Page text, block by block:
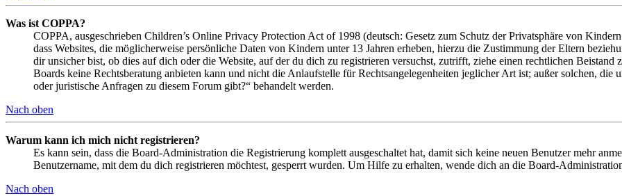
Was ist COPPA?
COPPA, ausgeschrieben Children’s Online Privacy Protection Act of 1998 (deutsch: Gesetz zum Schutz der Privatsphäre von
dass Websites, die möglicherweise persönliche Daten von Kindern unter 13 Jahren erheben, hierzu die Zustimmung der Eltern
dir unsicher bist, ob dies auf dich oder die Website, auf der du dich zu registrieren versuchst, zutrifft, ziehe einen rechtlichen
Boards keine Rechtsberatung anbieten kann und nicht die Anlaufstelle für Rechtsangelegenheiten jeglicher Art ist; außer solchen,
oder juristische Anfragen zu diesem Forum gibt?“ behandelt werden.
Nach oben
Warum kann ich mich nicht registrieren?
Es kann sein, dass die Board-Administration die Registrierung komplett ausgeschaltet hat, damit sich keine neuen Benutzer mehr
Benutzername, mit dem du dich registrieren möchtest, gesperrt wurden. Um Hilfe zu erhalten, wende dich an die Board-
Nach oben